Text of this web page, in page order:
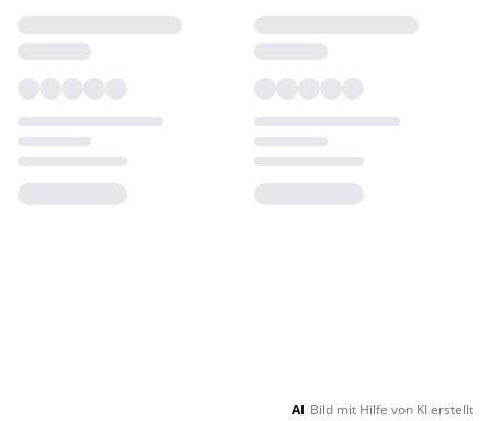
AI Bild mit Hilfe von KI erstellt